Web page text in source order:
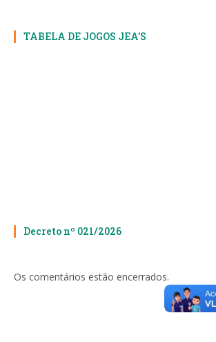
TABELA DE JOGOS JEA’S
Decreto nº 021/2026
Os comentários estão encerrados.